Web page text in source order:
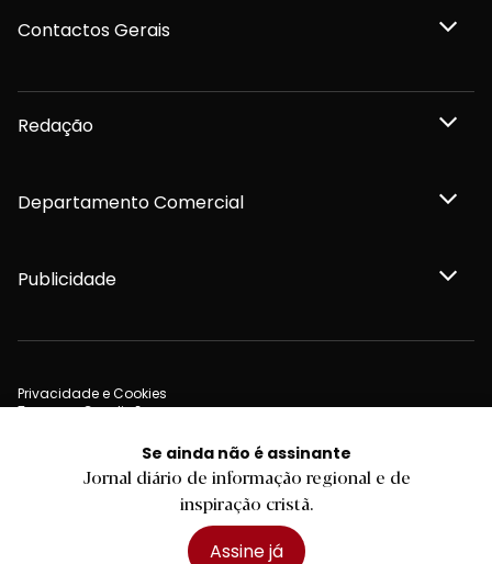
Se ainda não é assinante
Jornal diário de informação regional e de
inspiração cristã.
Assine já
Contactos Gerais
Redação
Departamento Comercial
Publicidade
Privacidade e Cookies
Termos e Condições
Política de Confidencialidade
for tomorrow byLKCOM
2026 Diário do Minho, Lda. © Todos os direitos reservados